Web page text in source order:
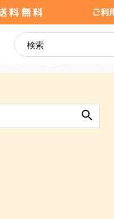
料無料 ご利
search